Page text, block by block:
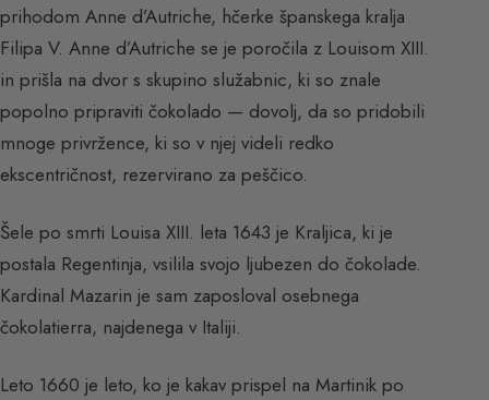
prihodom Anne d’Autriche, hčerke španskega kralja
Filipa V. Anne d’Autriche se je poročila z Louisom XIII.
in prišla na dvor s skupino služabnic, ki so znale
popolno pripraviti čokolado — dovolj, da so pridobili
mnoge privržence, ki so v njej videli redko
ekscentričnost, rezervirano za peščico.
Šele po smrti Louisa XIII. leta 1643 je Kraljica, ki je
postala Regentinja, vsilila svojo ljubezen do čokolade.
Kardinal Mazarin je sam zaposloval osebnega
čokolatierra, najdenega v Italiji.
Leto 1660 je leto, ko je kakav prispel na Martinik po